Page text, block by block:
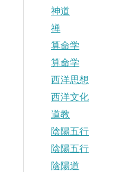
神道
禅
算命学
算命学
西洋思想
西洋文化
道教
陰陽五行
陰陽五行
陰陽道